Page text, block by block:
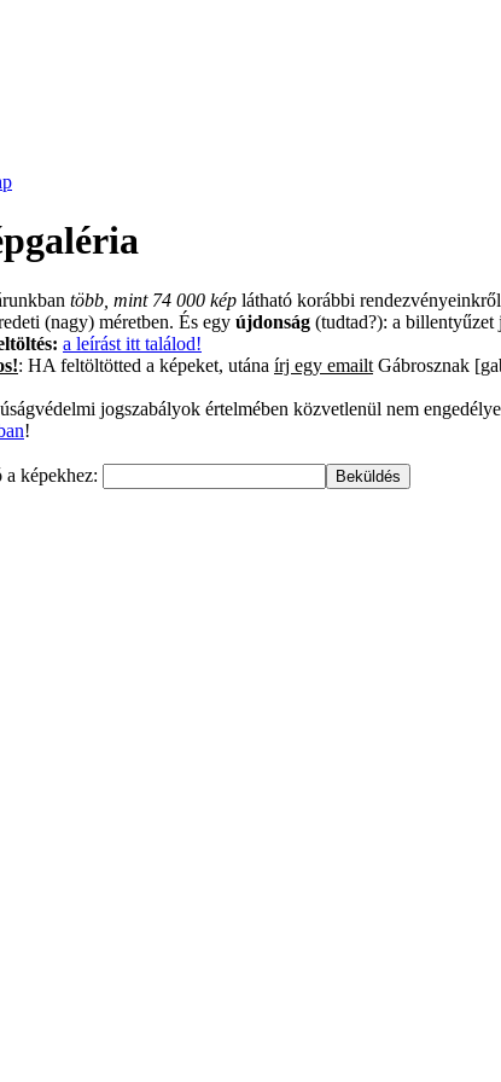
több, mint 74 000 kép látható korábbi
(nagy) méretben. És egy újdonság (tudtad?): a billentyűzet
a leírást itt találod!
: HA feltöltötted a képeket, utána írj egy emailt Gábrosznak [
jogszabályok értelmében közvetlenül nem
!
a képekhez: Beküldés